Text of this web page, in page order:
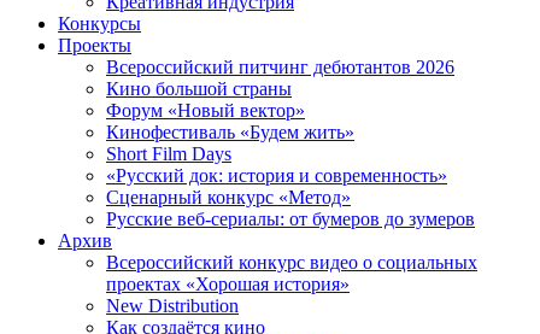
Конкурсы
Проекты
Всероссийский питчинг дебютантов 2026
Кино большой страны
Форум «Новый вектор»
Кинофестиваль «Будем жить»
Short Film Days
«Русский док: история и современность»
Сценарный конкурс «Метод»
Русские веб-сериалы: от бумеров до зумеров
Архив
Всероссийский конкурс видео о социальных
проектах «Хорошая история»
New Distribution
Как создаётся кино